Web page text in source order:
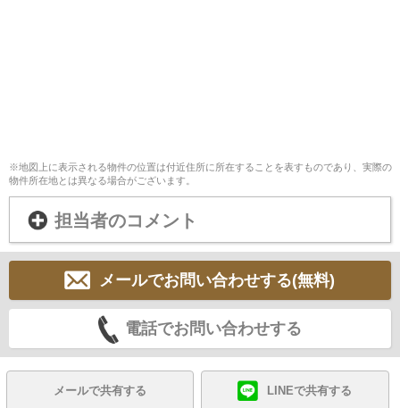
※地図上に表示される物件の位置は付近住所に所在することを表すものであり、実際の
物件所在地とは異なる場合がございます。
担当者のコメント
メールでお問い合わせする(無料)
電話でお問い合わせする
メールで共有する LINEで共有する